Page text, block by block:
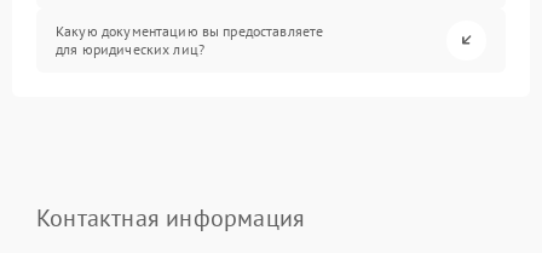
Какую документацию вы предоставляете
для юридических лиц?
Контактная информация